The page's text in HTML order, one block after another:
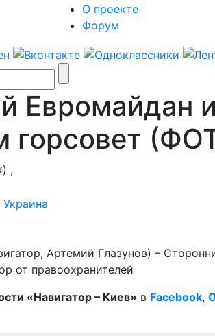
О проекте
Форум
Евромайдан
горсовет
,
Украина
Артемий Глазунов) –
от правоохранителей
«Навигатор – Киев» в Facebook,